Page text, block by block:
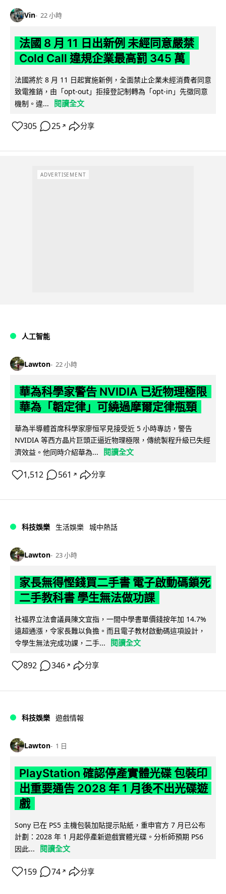
Vin 22 小時
法國 8 月 11 日出新例 未經同意嚴禁
Cold Call 違規企業最高罰 345 萬
法國將於 8 月 11 日起實施新例，全面禁止企業未經消費者同意
致電推銷，由「opt-out」拒接登記制轉為「opt-in」先徵同意
機制。違...
閱讀全文
305 25 ↗ 分享
ADVERTISEMENT
人工智能
Lawton 22 小時
華為科學家警告 NVIDIA 已近物理極限
華為「韜定律」可繞過摩爾定律瓶頸
華為半導體首席科學家廖恒罕見接受近 5 小時專訪，警告
NVIDIA 等西方晶片巨頭正逼近物理極限，傳統製程升級已失經
濟效益。他同時介紹華為...
閱讀全文
1,512 561 ↗ 分享
科技娛樂 生活娛樂 城中熱話
Lawton 23 小時
家長無得慳錢買二手書 電子啟動碼鎖死
二手教科書 學生無法做功課
社福界立法會議員陳文宜指，一間中學書單價錢按年加 14.7%
遠超通漲，令家長難以負擔。而且電子教材啟動碼這項設計，
令學生無法完成功課，二手...
閱讀全文
892 346 ↗ 分享
科技娛樂 遊戲情報
Lawton 1 日
PlayStation 確認停產實體光碟 包裝印
出重要通告 2028 年 1 月後不出光碟遊
戲
Sony 已在 PS5 主機包裝加貼提示貼紙，重申官方 7 月已公布
計劃：2028 年 1 月起停產新遊戲實體光碟。分析師預期 PS6
因此...
閱讀全文
159 74 ↗ 分享